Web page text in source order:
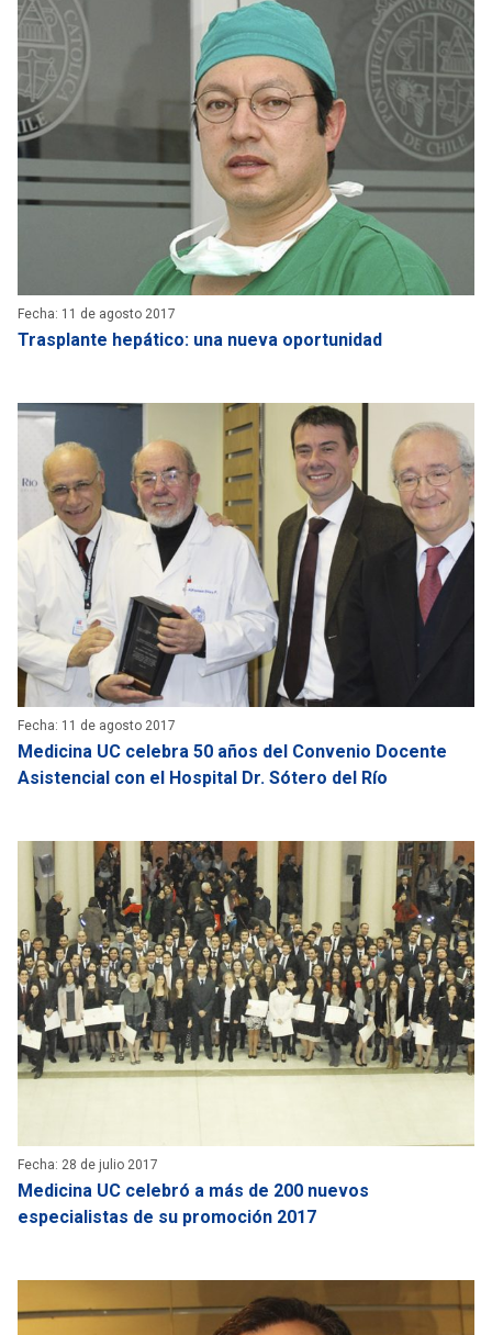
Fecha: 11 de agosto 2017
Trasplante hepático: una nueva oportunidad
Fecha: 11 de agosto 2017
Medicina UC celebra 50 años del Convenio Docente
Asistencial con el Hospital Dr. Sótero del Río
Fecha: 28 de julio 2017
Medicina UC celebró a más de 200 nuevos
especialistas de su promoción 2017